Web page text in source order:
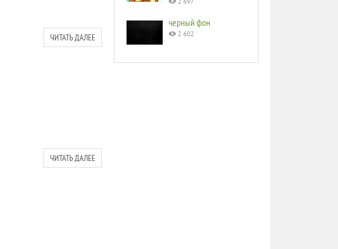
ЧИТАТЬ ДАЛЕЕ
ЧИТАТЬ ДАЛЕЕ
2 697
черный фон
2 602